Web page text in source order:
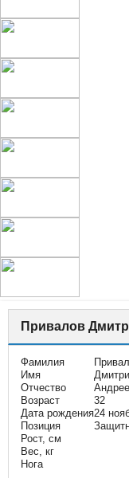
Привалов
Фамилия
Имя
Отчество
Возраст
32
Дата рождения24
Позиция
Рост, см
Вес, кг
Нога